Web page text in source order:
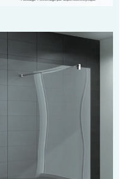
ET FIXATION DU